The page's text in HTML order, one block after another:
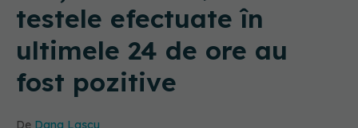
testele efectuate în
ultimele 24 de ore au
fost pozitive
De Dana Lascu